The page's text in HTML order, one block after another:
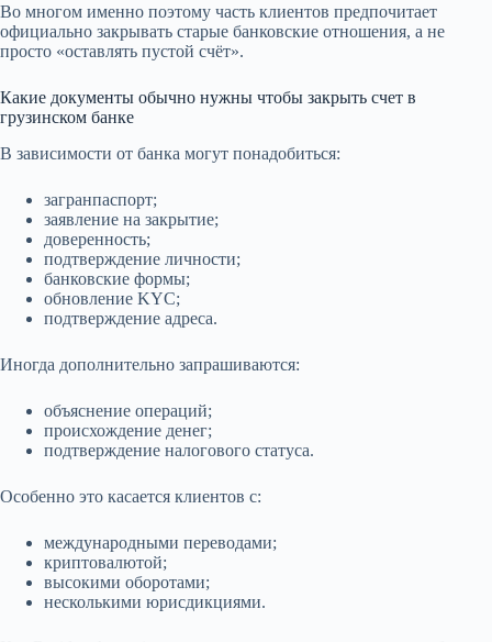
Во многом именно поэтому часть клиентов предпочитает
официально закрывать старые банковские отношения, а не
просто «оставлять пустой счёт».
Какие документы обычно нужны чтобы закрыть счет в
грузинском банке
В зависимости от банка могут понадобиться:
загранпаспорт;
заявление на закрытие;
доверенность;
подтверждение личности;
банковские формы;
обновление KYC;
подтверждение адреса.
Иногда дополнительно запрашиваются:
объяснение операций;
происхождение денег;
подтверждение налогового статуса.
Особенно это касается клиентов с:
международными переводами;
криптовалютой;
высокими оборотами;
несколькими юрисдикциями.